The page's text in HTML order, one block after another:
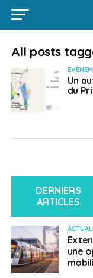
All posts
Un
du
DERNIERS
ARTICLES
une